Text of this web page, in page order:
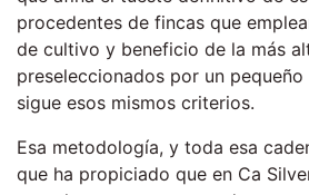
procedentes de fincas que
de cultivo y beneficio de la más
preseleccionados por un
sigue esos mismos criterios.
Esa metodología, y toda esa
que ha propiciado que en Ca